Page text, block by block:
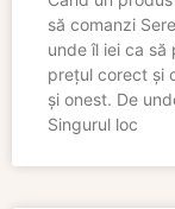
să comanzi
unde îl iei ca
prețul corect și
și onest. De
Singurul loc